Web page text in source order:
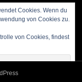
Cookies. Wenn du
von Cookies zu.
von Cookies, findest